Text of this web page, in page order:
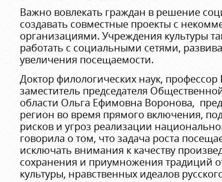
Важно вовлекать граждан в решение
создавать совместные проекты с
организациями. Учреждения культуры
работать с социальными сетями,
увеличения посещаемости.
Доктор филологических наук,
заместитель председателя
области Ольга Ефимовна Воронова,
регион во время прямого включения,
рисков и угроз реализации
говорила о том, что задача роста
исключать внимания к качеству
сохранения и приумножения традиций
культуры, нравственных идеалов